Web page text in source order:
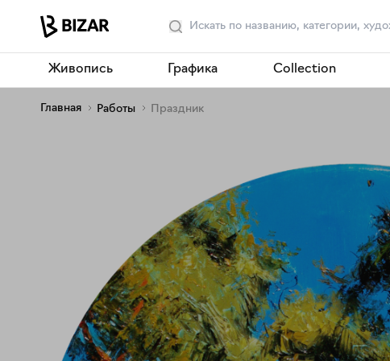
Живопись Графика Collection
Главная Работы Праздник